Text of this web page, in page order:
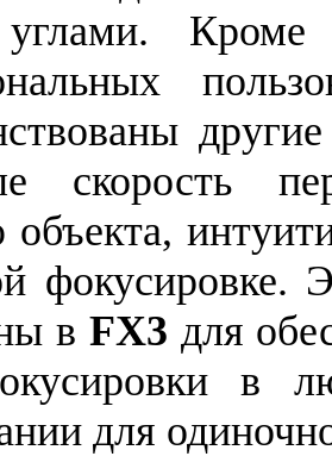
скорость
фокусировке.
в FX3 для
в
для